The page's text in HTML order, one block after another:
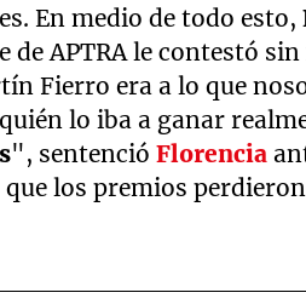
En medio de todo esto,
de APTRA le contestó
Fierro era a lo que
lo iba a ganar
", sentencióFlorencia
los premios